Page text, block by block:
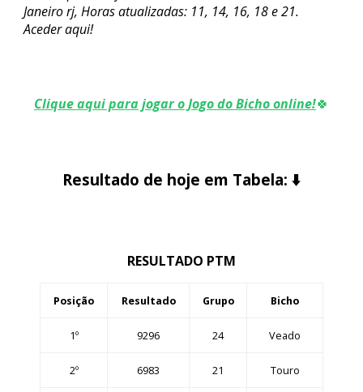
Janeiro rj, Horas atualizadas: 11, 14, 16, 18 e 21.
Aceder aqui!
Clique aqui para jogar o Jogo do Bicho online!🍀
Resultado de hoje em Tabela: ⬇️
RESULTADO PTM
Posição Resultado Grupo Bicho
1º 9296 24 Veado
2º 6983 21 Touro